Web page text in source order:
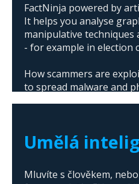
FactNinja powered by
It helps you analyse
manipulative techniques
- for example in election
How scammers are
to spread malware and
Umělá
Mluvíte s člověkem,